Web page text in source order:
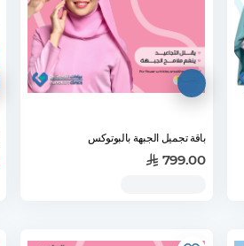
باقة تجميل الجبهة بالبوتوكس
799.00